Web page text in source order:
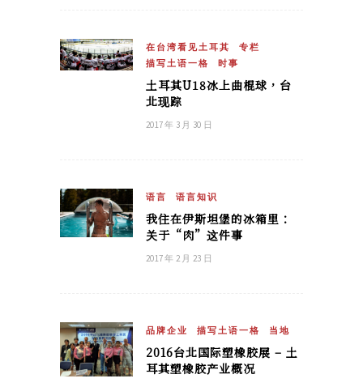
在台湾看见土耳其
专栏
描写土语一格
时事
土耳其U18冰上曲棍球，台
北现踪
2017 年 3 月 30 日
语言 语言知识
我住在伊斯坦堡的冰箱里：
关于“肉”这件事
2017 年 2 月 23 日
品牌企业 描写土语一格 当地
2016台北国际塑橡胶展 – 土
耳其塑橡胶产业概况